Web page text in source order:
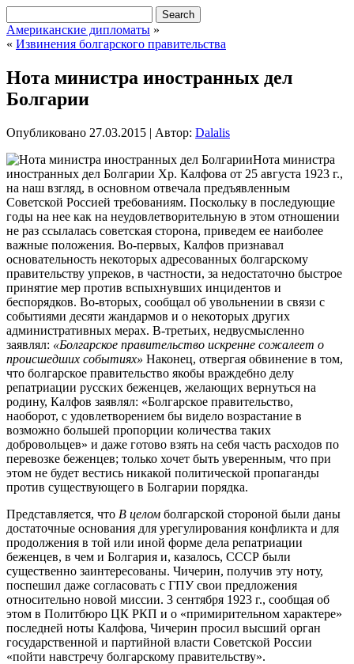
Американские дипломаты »
« Извинения болгарского правительства
Нота министра иностранных дел
Болгарии
Опубликовано 27.03.2015 | Автор: Dalalis
Нота министра
иностранных дел Болгарии Хр. Калфова от 25 августа 1923 г.,
на наш взгляд, в основном отвечала предъявленным
Советской Россией требованиям. Поскольку в последующие
годы на нее как на неудовлетворительную в этом отношении
не раз ссылалась советская сторона, приведем ее наиболее
важные положения. Во-первых, Калфов признавал
основательность некоторых адресованных болгарскому
правительству упреков, в частности, за недостаточно быстрое
принятие мер против вспыхнувших инцидентов и
беспорядков. Во-вторых, сообщал об увольнении в связи с
событиями десяти жандармов и о некоторых других
административных мерах. В-третьих, недвусмысленно
заявлял: «Болгарское правительство искренне сожалеет о
происшедших событиях» Наконец, отвергая обвинение в том,
что болгарское правительство якобы враждебно делу
репатриации русских беженцев, желающих вернуться на
родину, Калфов заявлял: «Болгарское правительство,
наоборот, с удовлетворением бы видело возрастание в
возможно большей пропорции количества таких
добровольцев» и даже готово взять на себя часть расходов по
перевозке беженцев; только хочет быть уверенным, что при
этом не будет вестись никакой политической пропаганды
против существующего в Болгарии порядка.
Представляется, что В целом болгарской стороной были даны
достаточные основания для урегулирования конфликта и для
продолжения в той или иной форме дела репатриации
беженцев, в чем и Болгария и, казалось, СССР были
существенно заинтересованы. Чичерин, получив эту ноту,
поспешил даже согласовать с ГПУ свои предложения
относительно новой миссии. 3 сентября 1923 г., сообщая об
этом в Политбюро ЦК РКП и о «примирительном характере»
последней ноты Калфова, Чичерин просил высший орган
государственной и партийной власти Советской России
«пойти навстречу болгарскому правительству».